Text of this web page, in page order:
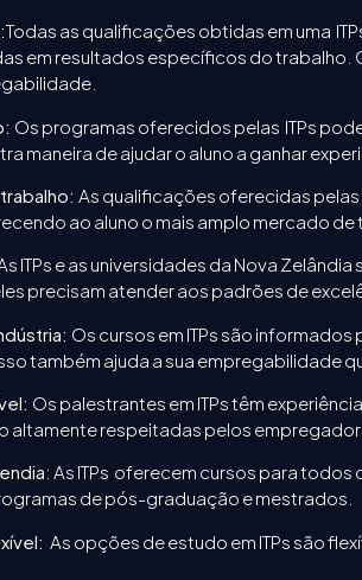
Todas as qualificações obtidas em uma
em resultados específicos do trabalho.
Os programas oferecidos pelas ITPs
maneira de ajudar o aluno a ganhar
As qualificações oferecidas pelas
ao aluno o mais amplo mercado de
ITPs e as universidades da Nova
precisam atender aos padrões de
Os cursos em ITPs são
também ajuda a sua empregabilidade
Os palestrantes em ITPs têm
altamente respeitadas pelos
: As ITPs oferecem cursos para
de pós-graduação e mestrados.
As opções de estudo em ITPs são